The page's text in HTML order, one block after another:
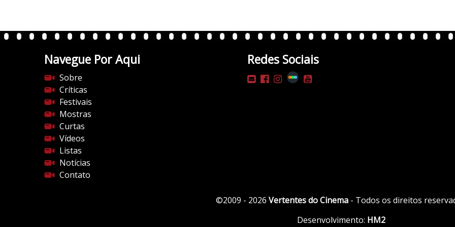
p
c
m
/
v
e
r
t
e
n
t
Navegue Por Aqui
Sobre
Críticas
Festivais
Mostras
Curtas
Vídeos
Listas
Notícias
Contato
Redes Sociais
©2009 - 2026 Vertentes do Cinema - Todos os direitos
Desenvolvimento: HM2